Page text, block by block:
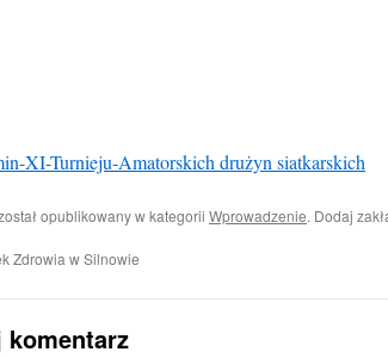
XI-Turnieju-Amatorskich drużyn siatkarskich
opublikowany w kategorii Wprowadzenie. Dodaj
Zdrowia w Silnowie
komentarz